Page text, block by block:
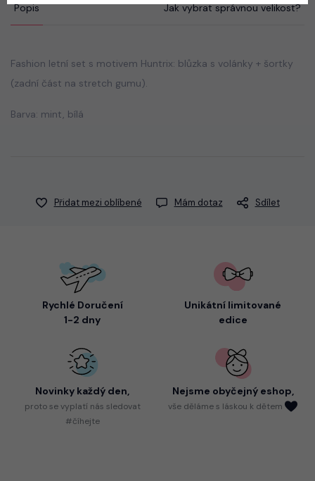
Popis Jak vybrat správnou velikost?
Fashion letní set s motivem Huntrix: blůzka s volánky + šortky
(zadní část na stretch gumu).
Barva: mint, bílá
Přidat mezi oblíbené Mám dotaz Sdílet
Rychlé Doručení
1-2 dny
Unikátní limitované
edice
Novinky každý den,
protose vyplatí nás sledovat
#číhejte
Nejsme obyčejný eshop,
vše děláme s láskou k dětem